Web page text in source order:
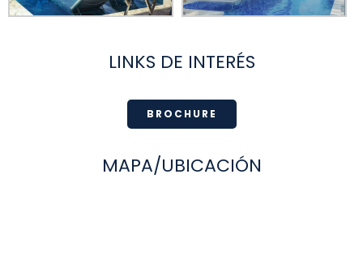
LINKS DE INTERÉS
BROCHURE
MAPA/UBICACIÓN